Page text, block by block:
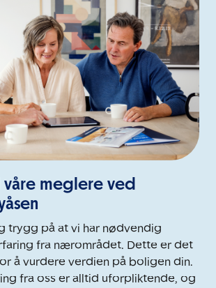
våre meglere ved
trygg på at vi har nødvendig
fra nærområdet. Dette er det
å vurdere verdien på boligen din.
fra oss er alltid uforpliktende, og